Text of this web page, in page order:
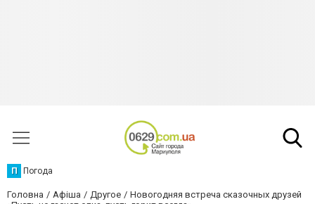
П Погода
Головна Афіша Другое
Новогодняя встреча сказочных друзей